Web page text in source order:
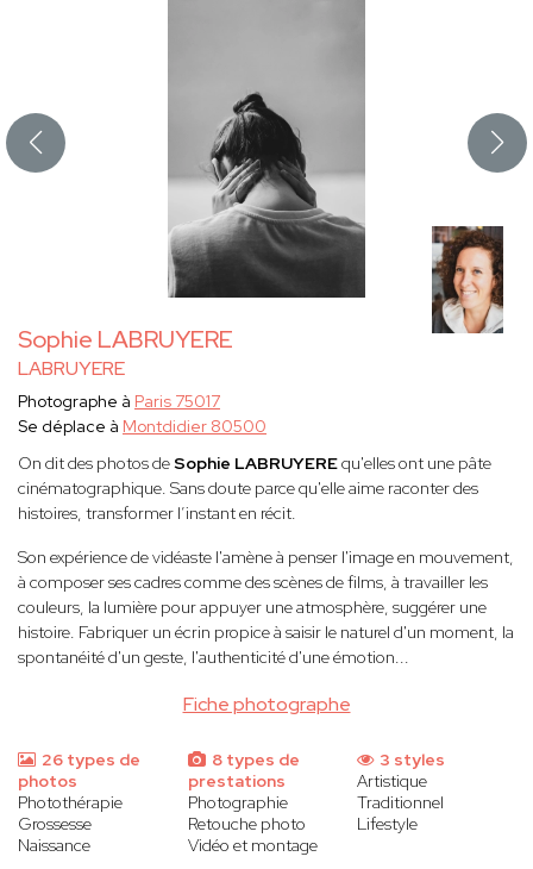
Sophie LABRUYERE
LABRUYERE
Fiche photographe
Photographe à Paris 75017
Se déplace à Montdidier 80500
On dit des photos deSophie LABRUYEREqu'elles ont une pâte
cinématographique. Sans doute parce qu'elle aime raconter des
histoires, transformer l’instant en récit.
Son expérience de vidéaste l'amène à penser l'image en mouvement,
à composer ses cadres comme des scènes de films, à travailler les
couleurs, la lumière pour appuyer une atmosphère, suggérer une
histoire. Fabriquer un écrin propice à saisir le naturel d'un moment, la
spontanéité d'un geste, l'authenticité d'une émotion...
26 types de
photos
Photothérapie
Grossesse
Naissance
8 types de
prestations
Photographie
Retouche photo
Vidéo et montage
3 styles
Artistique
Traditionnel
Lifestyle